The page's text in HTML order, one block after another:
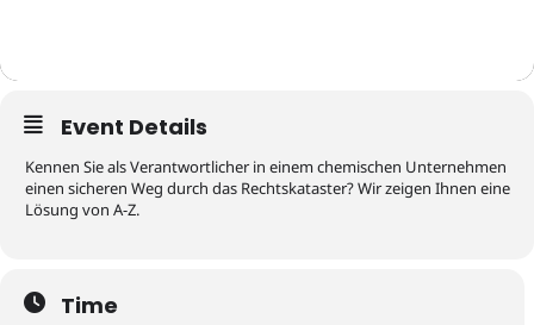
Event Details
Kennen Sie als Verantwortlicher in einem chemischen Unternehmen
einen sicheren Weg durch das Rechtskataster? Wir zeigen Ihnen eine
Lösung von A-Z.
Time